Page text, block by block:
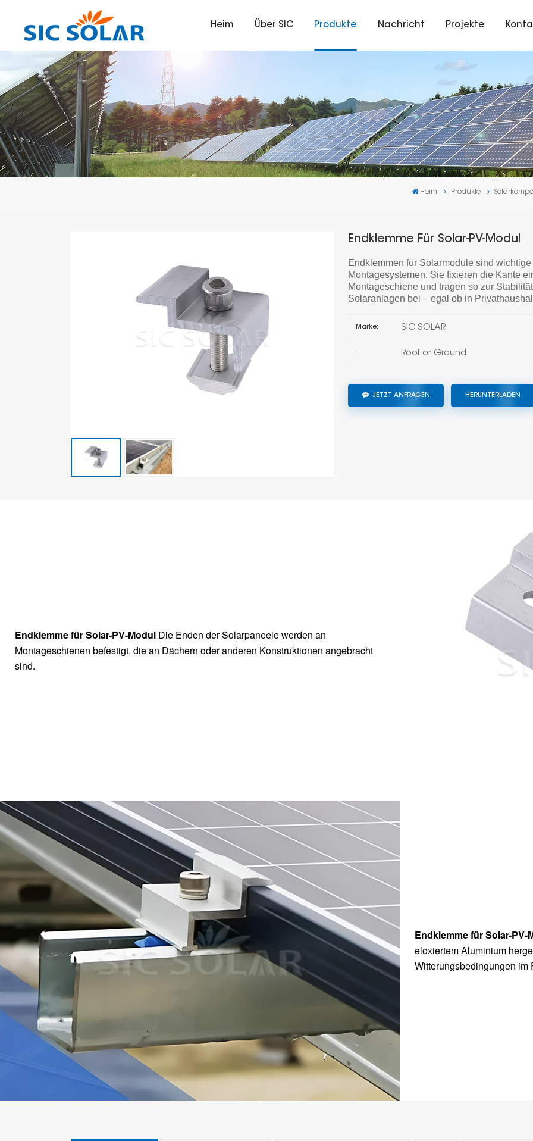
Heim Über SIC Produkte Nachricht Projekte
Heim Produkte
Endklemme Für Solar-PV-Modul
Endklemmen für Solarmodule sind
Montagesystemen. Sie fixieren die Kante
Montageschiene und tragen so zur
Solaranlagen bei – egal ob in
Marke: SIC SOLAR
: Roof or Ground
JETZT ANFRAGEN HERUNTERLADEN
Endklemme für Solar-PV-Modul Die Enden der Solarpaneele werden an
Montageschienen befestigt, die an Dächern oder anderen Konstruktionen angebracht
sind.
Endklemme für Solar-
eloxiertem Aluminium
Witterungsbedingungen im